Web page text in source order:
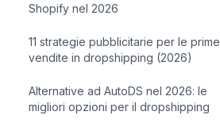
Shopify nel 2026
11 strategie pubblicitarie per le prime
vendite in dropshipping (2026)
Alternative ad AutoDS nel 2026: le
migliori opzioni per il dropshipping